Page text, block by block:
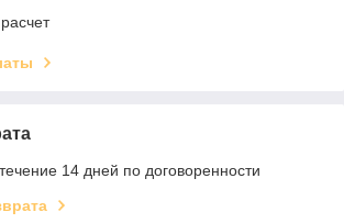
14 дней по договоренности